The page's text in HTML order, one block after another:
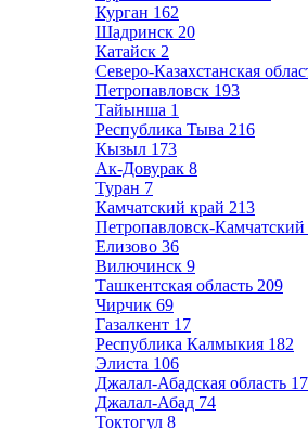
Курган 162
Шадринск 20
Катайск 2
Северо-Казахстанская
Петропавловск 193
Тайынша 1
Республика Тыва 216
Кызыл 173
Ак-Довурак 8
Туран 7
Камчатский край 213
Петропавловск-Камчатский
Елизово 36
Вилючинск 9
Ташкентская область 209
Чирчик 69
Газалкент 17
Республика Калмыкия 182
Элиста 106
Джалал-Абадская область
Джалал-Абад 74
Токтогул 8